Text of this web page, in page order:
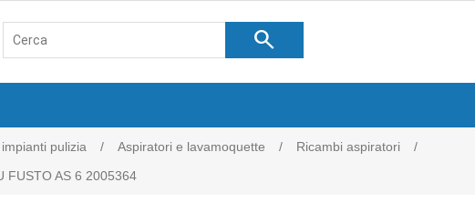
search
pulizia / Aspiratori e lavamoquette / Ricambi aspiratori
/
FUSTO AS 6 2005364